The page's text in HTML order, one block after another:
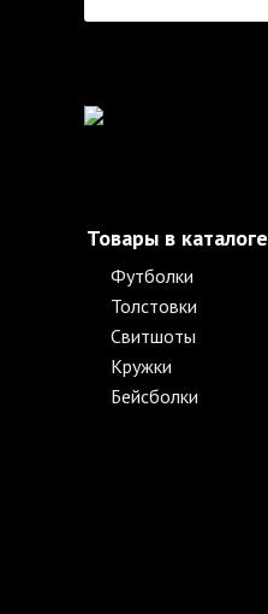
Товары в каталоге
Футболки
Толстовки
Свитшоты
Кружки
Бейсболки